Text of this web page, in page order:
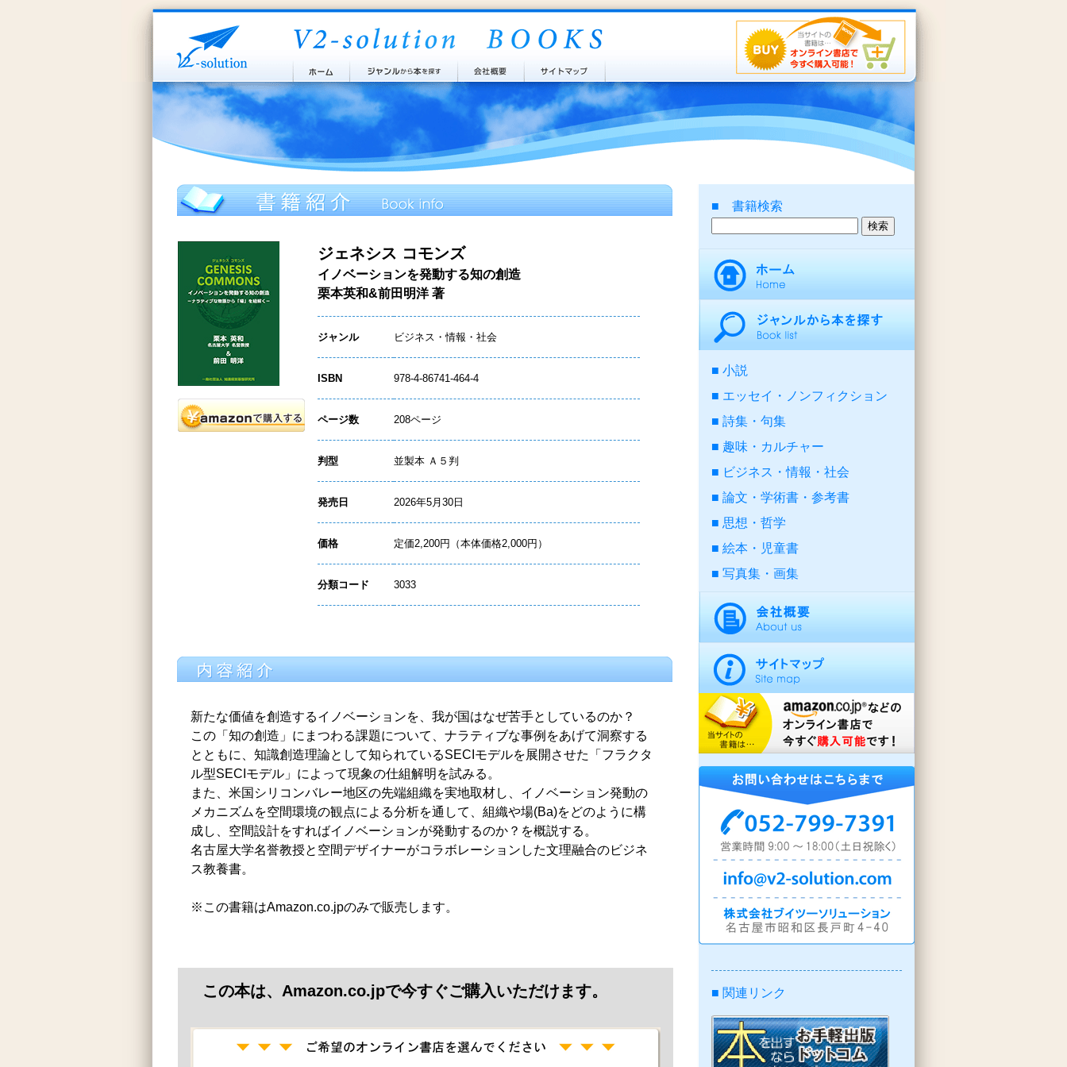
ジェネシス コモンズ
イノベーションを発動する知の創造
栗本英和&前田明洋 著
ジャンル ビジネス・情報・社会
ISBN 978-4-86741-464-4
ページ数 208ページ
判型 並製本 Ａ５判
発売日 2026年5月30日
価格 定価2,200円（本体価格2,000円）
分類コード 3033
新たな価値を創造するイノベーションを、我が国はなぜ苦手としているのか？
この「知の創造」にまつわる課題について、ナラティブな事例をあげて洞察する
とともに、知識創造理論として知られているSECIモデルを展開させた「フラクタ
ル型SECIモデル」によって現象の仕組解明を試みる。
また、米国シリコンバレー地区の先端組織を実地取材し、イノベーション発動の
メカニズムを空間環境の観点による分析を通して、組織や場(Ba)をどのように構
成し、空間設計をすればイノベーションが発動するのか？を概説する。
名古屋大学名誉教授と空間デザイナーがコラボレーションした文理融合のビジネ
ス教養書。
※この書籍はAmazon.co.jpのみで販売します。
この本は、Amazon.co.jpで今すぐご購入いただけます。
■ 書籍検索
小説
エッセイ・ノンフィクション
詩集・句集
趣味・カルチャー
ビジネス・情報・社会
論文・学術書・参考書
思想・哲学
絵本・児童書
写真集・画集
■ 関連リンク